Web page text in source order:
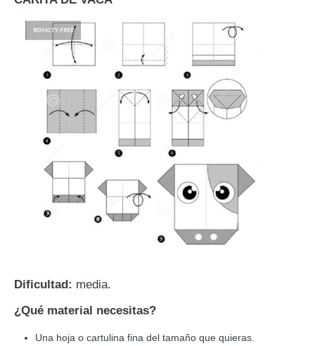
Dificultad: media.
¿Qué material necesitas?
Una hoja o cartulina fina del tamaño que quieras.